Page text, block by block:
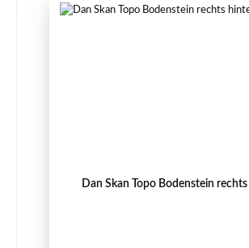
Dan Skan Topo Bodenstein